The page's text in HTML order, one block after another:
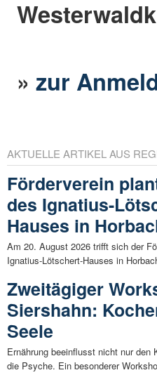
»zur
AKTUELLE ARTIKEL AUS
Förderverein
des Ignatius-
Hauses in
Am 20. August 2026 trifft sich der
Ignatius-Lötschert-Hauses in
Zweitägiger
Siershahn:
Seele
Ernährung beeinflusst nicht nur den
die Psyche. Ein besonderer